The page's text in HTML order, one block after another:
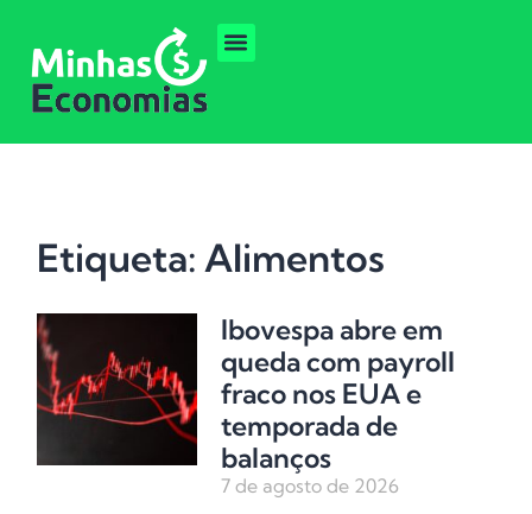
Etiqueta: Alimentos
Ibovespa abre em
queda com payroll
fraco nos EUA e
temporada de
balanços
7 de agosto de 2026